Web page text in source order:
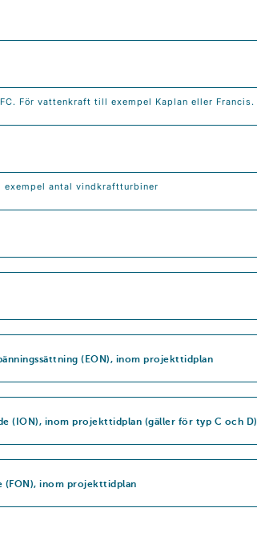
För vattenkraft till exempel Kaplan eller Francis.
antal vindkraftturbiner
(EON), inom projekttidplan
(ION), inom projekttidplan (gäller för typ C och D)
(FON), inom projekttidplan